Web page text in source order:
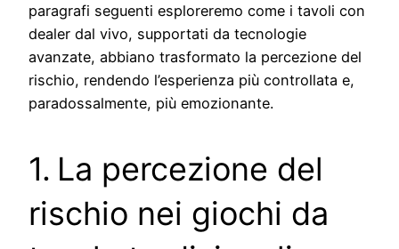
paragrafi seguenti esploreremo come i tavoli con
dealer dal vivo, supportati da tecnologie
avanzate, abbiano trasformato la percezione del
rischio, rendendo l’esperienza più controllata e,
paradossalmente, più emozionante.
1. La percezione del
rischio nei giochi da